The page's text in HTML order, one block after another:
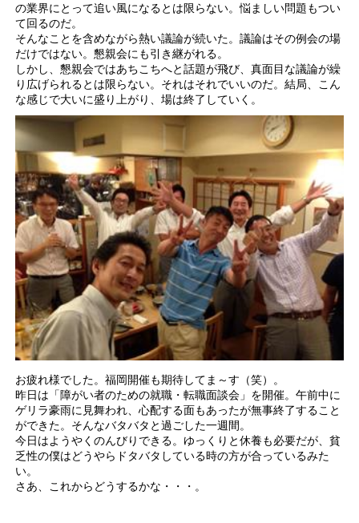
の業界にとって追い風になるとは限らない。悩ましい問題もつい
て回るのだ。
そんなことを含めながら熱い議論が続いた。議論はその例会の場
だけではない。懇親会にも引き継がれる。
しかし、懇親会ではあちこちへと話題が飛び、真面目な議論が繰
り広げられるとは限らない。それはそれでいいのだ。結局、こん
な感じで大いに盛り上がり、場は終了していく。
お疲れ様でした。福岡開催も期待してま～す（笑）。
昨日は「障がい者のための就職・転職面談会」を開催。午前中に
ゲリラ豪雨に見舞われ、心配する面もあったが無事終了すること
ができた。そんなバタバタと過ごした一週間。
今日はようやくのんびりできる。ゆっくりと休養も必要だが、貧
乏性の僕はどうやらドタバタしている時の方が合っているみた
い。
さあ、これからどうするかな・・・。